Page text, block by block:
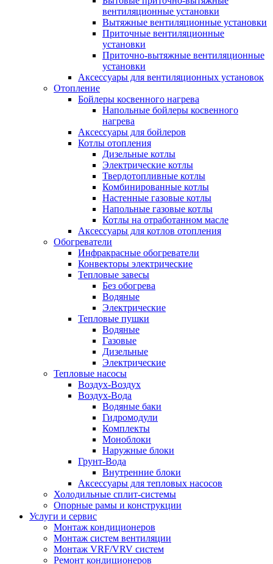
вентиляционные установки
Вытяжные вентиляционные установки
Приточные вентиляционные
установки
Приточно-вытяжные вентиляционные
установки
Аксессуары для вентиляционных установок
Отопление
Бойлеры косвенного нагрева
Напольные бойлеры косвенного
нагрева
Аксессуары для бойлеров
Котлы отопления
Дизельные котлы
Электрические котлы
Твердотопливные котлы
Комбинированные котлы
Настенные газовые котлы
Напольные газовые котлы
Котлы на отработанном масле
Аксессуары для котлов отопления
Обогреватели
Инфракрасные обогреватели
Конвекторы электрические
Тепловые завесы
Без обогрева
Водяные
Электрические
Тепловые пушки
Водяные
Газовые
Дизельные
Электрические
Тепловые насосы
Воздух-Воздух
Воздух-Вода
Водяные баки
Гидромодули
Комплекты
Моноблоки
Наружные блоки
Грунт-Вода
Внутренние блоки
Аксессуары для тепловых насосов
Холодильные сплит-системы
Опорные рамы и конструкции
Услуги и сервис
Монтаж кондиционеров
Монтаж систем вентиляции
Монтаж VRF/VRV систем
Ремонт кондиционеров